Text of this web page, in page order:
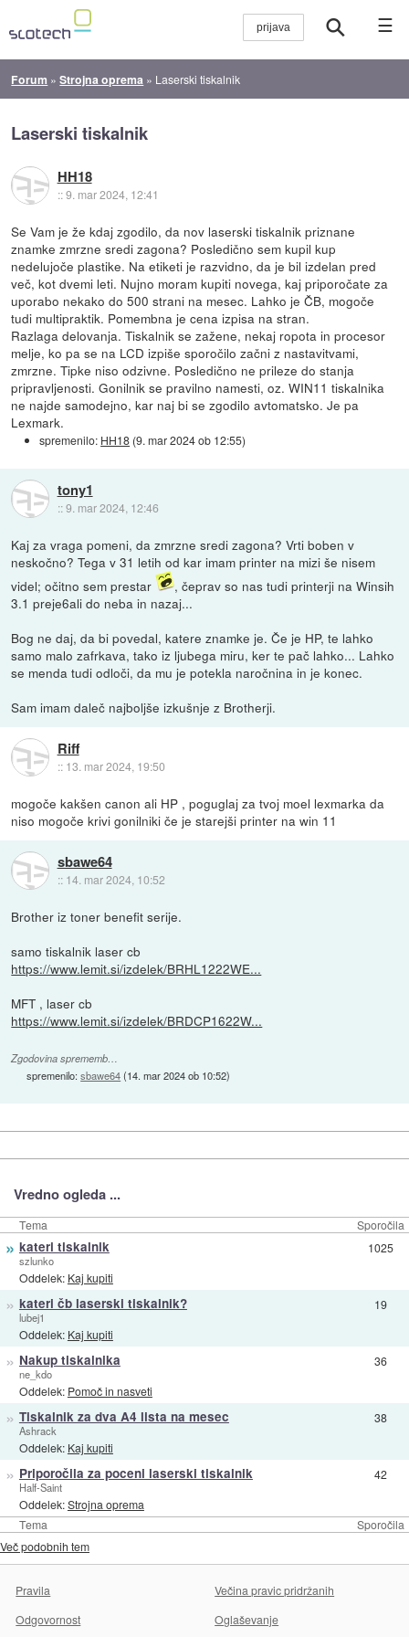
☰
Forum »Strojna oprema » Laserski tiskalnik
Laserski tiskalnik
HH18
::9. mar 2024, 12:41
Se Vam je že kdaj zgodilo, da nov laserski tiskalnik priznane
znamke zmrzne sredi zagona? Posledično sem kupil kup
nedelujoče plastike. Na etiketi je razvidno, da je bil izdelan pred
več, kot dvemi leti. Nujno moram kupiti novega, kaj priporočate za
uporabo nekako do 500 strani na mesec. Lahko je ČB, mogoče
tudi multipraktik. Pomembna je cena izpisa na stran.
Razlaga delovanja. Tiskalnik se zažene, nekaj ropota in procesor
melje, ko pa se na LCD izpiše sporočilo začni z nastavitvami,
zmrzne. Tipke niso odzivne. Posledično ne prileze do stanja
pripravljenosti. Gonilnik se pravilno namesti, oz. WIN11 tiskalnika
ne najde samodejno, kar naj bi se zgodilo avtomatsko. Je pa
Lexmark.
spremenilo: HH18 (9. mar 2024 ob 12:55)
tony1
::9. mar 2024, 12:46
Kaj za vraga pomeni, da zmrzne sredi zagona? Vrti boben v
neskočno? Tega v 31 letih od kar imam printer na mizi še nisem
videl; očitno sem prestar
, čeprav so nas tudi printerji na Winsih
3.1 preje6ali do neba in nazaj...
Bog ne daj, da bi povedal, katere znamke je. Če je HP, te lahko
samo malo zafrkava, tako iz ljubega miru, ker te pač lahko... Lahko
se menda tudi odloči, da mu je potekla naročnina in je konec.
Sam imam daleč najboljše izkušnje z Brotherji.
Riff
:: 13. mar 2024, 19:50
mogoče kakšen canon ali HP , poguglaj za tvoj moel lexmarka da
niso mogoče krivi gonilniki če je starejši printer na win 11
sbawe64
:: 14. mar 2024, 10:52
Brother iz toner benefit serije.
samo tiskalnik laser cb
https://www.lemit.si/izdelek/BRHL1222WE...
MFT , laser cb
https://www.lemit.si/izdelek/BRDCP1622W...
Zgodovina sprememb…
spremenilo:sbawe64(14. mar 2024 ob 10:52)
Vredno ogleda ...
Tema Sporočila
Tema Sporočila
» kateri tiskalnik
szlunko
Oddelek: Kaj kupiti
1025
» kateri čb laserski tiskalnik?
lubej1
Oddelek: Kaj kupiti
19
» Nakup tiskalnika
ne_kdo
Oddelek: Pomoč in nasveti
36
» Tiskalnik za dva A4 lista na mesec
Ashrack
Oddelek: Kaj kupiti
38
» Priporočila za poceni laserski tiskalnik
Half-Saint
Oddelek:Strojna oprema
42
Več podobnih tem
Pravila
Večina pravic pridržanih
Odgovornost
Oglaševanje